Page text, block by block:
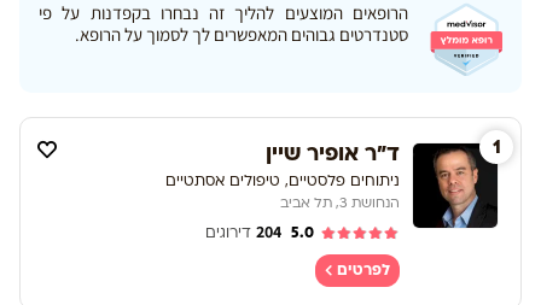
הרופאים המוצעים להליך זה נבחרו בקפדנות על פי
סטנדרטים גבוהים המאפשרים לך לסמוך על הרופא.
ד"ר אופיר שיין
ניתוחים פלסטיים, טיפולים אסתטיים
הנחושת 3, תל אביב
5.0
204 דירוגים
1
לפרטים